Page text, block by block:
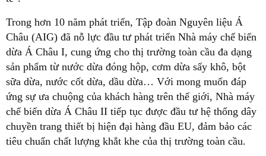
Trong hơn 10 năm phát triển, Tập đoàn Nguyên liệu Á
Châu (AIG) đã nỗ lực đầu tư phát triển Nhà máy chế biến
dừa Á Châu I, cung ứng cho thị trường toàn cầu đa dạng
sản phẩm từ nước dừa đóng hộp, cơm dừa sấy khô, bột
sữa dừa, nước cốt dừa, dầu dừa… Với mong muốn đáp
ứng sự ưa chuộng của khách hàng trên thế giới, Nhà máy
chế biến dừa Á Châu II tiếp tục được đầu tư hệ thống dây
chuyền trang thiết bị hiện đại hàng đầu EU, đảm bảo các
tiêu chuẩn chất lượng khắt khe của thị trường toàn cầu.